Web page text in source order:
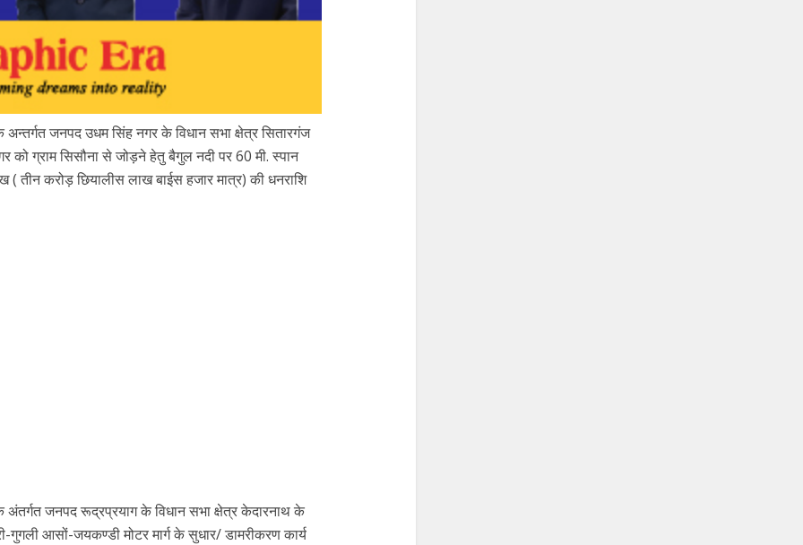
अन्तर्गत जनपद उधम सिंह नगर के विधान सभा क्षेत्र सितारगंज
को ग्राम सिसौना से जोड़ने हेतु बैगुल नदी पर 60 मी. स्पान
तीन करोड़ छियालीस लाख बाईस हजार मात्र) की धनराशि
अंतर्गत जनपद रूद्रप्रयाग के विधान सभा क्षेत्र केदारनाथ के
गुगली आसों-जयकण्डी मोटर मार्ग के सुधार/ डामरीकरण कार्य